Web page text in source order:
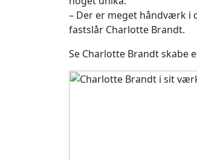
– Der er meget håndværk i
fastslår Charlotte Brandt.
Se Charlotte Brandt skabe